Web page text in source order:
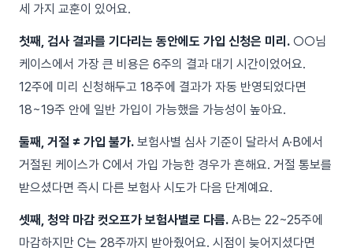
세 가지 교훈이 있어요.
첫째, 검사 결과를 기다리는 동안에도 가입 신청은 미리. ○○님
케이스에서 가장 큰 비용은 6주의 결과 대기 시간이었어요.
12주에 미리 신청해두고 18주에 결과가 자동 반영되었다면
18~19주 안에 일반 가입이 가능했을 가능성이 높아요.
둘째, 거절 ≠ 가입 불가. 보험사별 심사 기준이 달라서 A·B에서
거절된 케이스가 C에서 가입 가능한 경우가 흔해요. 거절 통보를
받으셨다면 즉시 다른 보험사 시도가 다음 단계예요.
셋째, 청약 마감 컷오프가 보험사별로 다름. A·B는 22~25주에
마감하지만 C는 28주까지 받아줬어요. 시점이 늦어지셨다면